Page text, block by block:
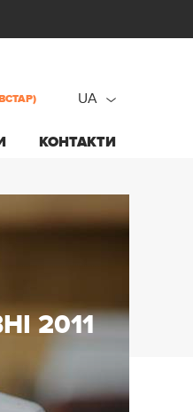
КОНТАКТИ
UA
ua
2011